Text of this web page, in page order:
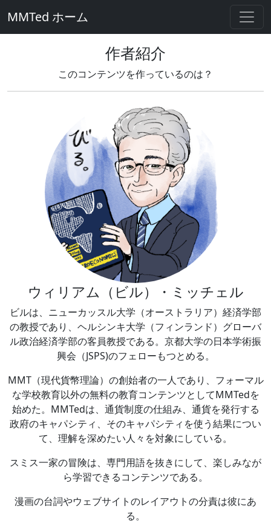
MMTed ホーム
作者紹介
このコンテンツを作っているのは？
ウィリアム（ビル）・ミッチェル
ビルは、ニューカッスル大学（オーストラリア）経済学部
の教授であり、ヘルシンキ大学（フィンランド）グローバ
ル政治経済学部の客員教授である。京都大学の日本学術振
興会（JSPS)のフェローもつとめる。
MMT（現代貨幣理論）の創始者の一人であり、フォーマル
な学校教育以外の無料の教育コンテンツとしてMMTedを
始めた。MMTedは、通貨制度の仕組み、通貨を発行する
政府のキャパシティ、そのキャパシティを使う結果につい
て、理解を深めたい人々を対象にしている。
スミス一家の冒険は、専門用語を抜きにして、楽しみなが
ら学習できるコンテンツである。
漫画の台詞やウェブサイトのレイアウトの分責は彼にあ
る。